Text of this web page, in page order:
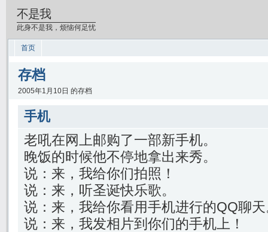
不是我
此身不是我，烦恼何足忧
首页
存档
2005年1月10日 的存档
手机
老吼在网上邮购了一部新手机。
晚饭的时候他不停地拿出来秀。
说：来，我给你们拍照！
说：来，听圣诞快乐歌。
说：来，我给你看用手机进行的QQ聊
说：来，我发相片到你们的手机上！